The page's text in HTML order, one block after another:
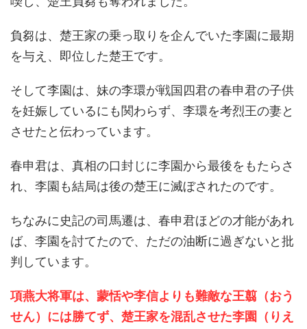
負芻は、楚王家の乗っ取りを企んでいた李園に最期
を与え、即位した楚王です。
そして李園は、妹の李環が戦国四君の春申君の子供
を妊娠しているにも関わらず、李環を考烈王の妻と
させたと伝わっています。
春申君は、真相の口封じに李園から最後をもたらさ
れ、李園も結局は後の楚王に滅ぼされたのです。
ちなみに史記の司馬遷は、春申君ほどの才能があれ
ば、李園を討てたので、ただの油断に過ぎないと批
判しています。
項燕大将軍は、蒙恬や李信よりも難敵な王翦（おう
せん）には勝てず、楚王家を混乱させた李園（りえ